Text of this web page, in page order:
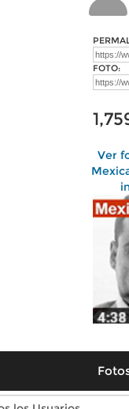
FOTO:
Ver